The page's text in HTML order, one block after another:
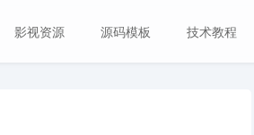
影视资源 源码模板 技术教程